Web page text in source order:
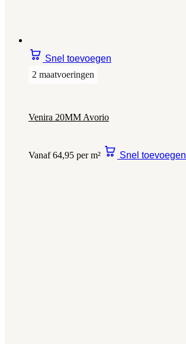
Snel toevoegen
2 maatvoeringen
Venira 20MM Avorio
Vanaf 64,95 per m² Snel toevoegen